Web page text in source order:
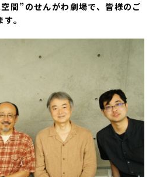
間”のせんがわ劇場で、皆様のご
。